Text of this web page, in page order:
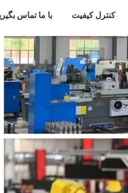
کنترل کیفیت با ما تماس